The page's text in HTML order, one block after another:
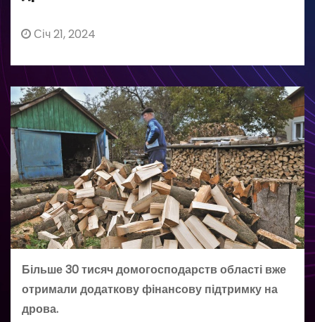
Січ 21, 2024
Більше 30 тисяч домогосподарств області вже
отримали додаткову фінансову підтримку на
дрова.